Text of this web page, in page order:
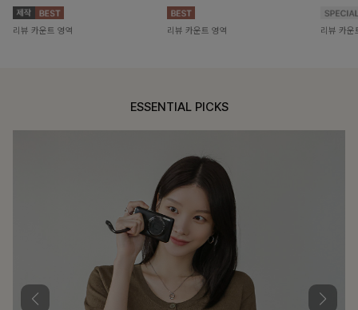
리뷰 카운트 영역 리뷰 카운트 영역 리뷰 카운
ESSENTIAL PICKS
함께할 때 더욱 완벽한, 합리적인 선택으로 채우는 즐거움
필첸체크 스트링블라우스+플레어스커트SET
42,900원 49,800원
리뷰 카운트 영역